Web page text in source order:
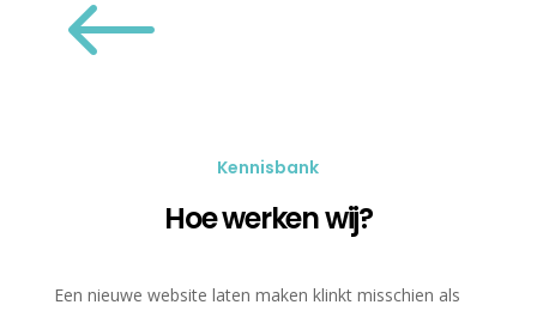
#
Kennisbank
Hoe werken wij?
Een nieuwe website laten maken klinkt misschien als